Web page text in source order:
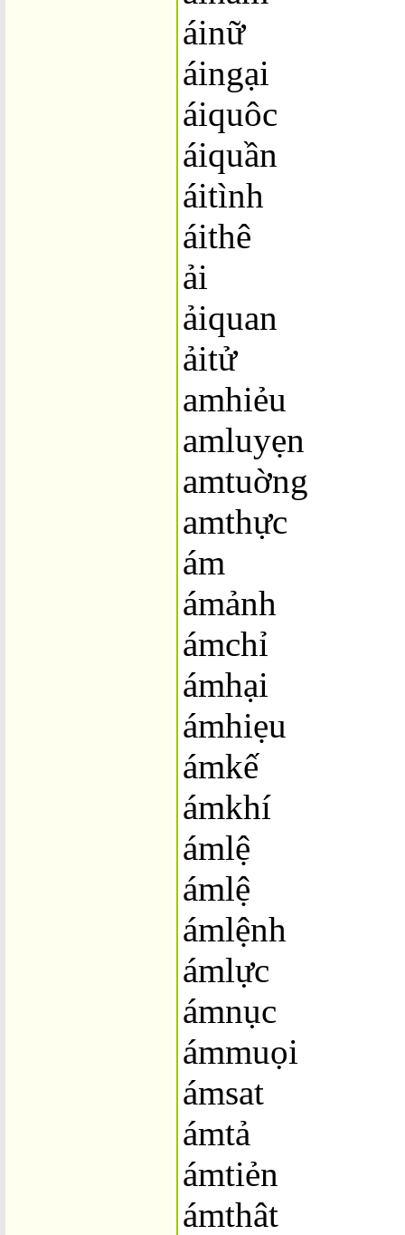
áinữ
áingại
áiquôc
áiquần
áitình
áithê
ải
ảiquan
ảitử
amhiẻu
amluyẹn
amtuờng
amthực
ám
ámảnh
ámchỉ
ámhại
ámhiẹu
ámkế
ámkhí
ámlệ
ámlệ
ámlệnh
ámlực
ámnục
ámmuọi
ámsat
ámtả
ámtiẻn
ámthât